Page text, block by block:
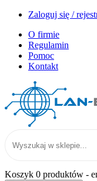
Zaloguj się /
O firmie
Regulamin
Pomoc
Kontakt
Koszyk 0 produktów -